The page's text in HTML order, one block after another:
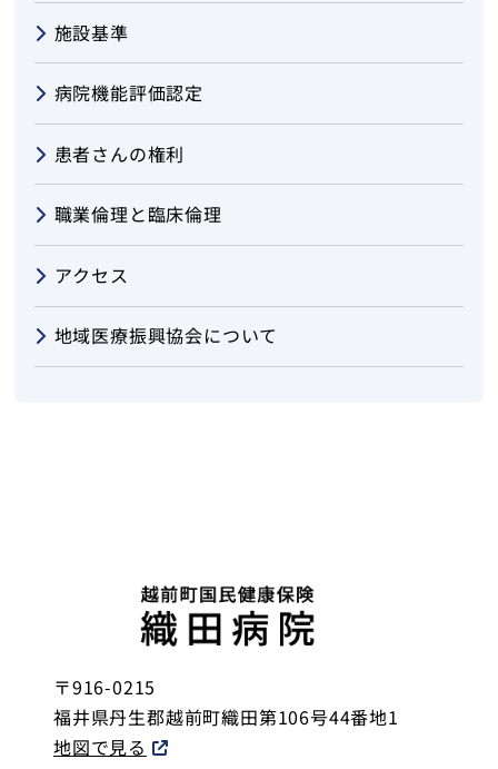
施設基準
病院機能評価認定
患者さんの権利
職業倫理と臨床倫理
アクセス
地域医療振興協会について
〒916-0215
福井県丹生郡越前町織田第106号44番地1
地図で見る